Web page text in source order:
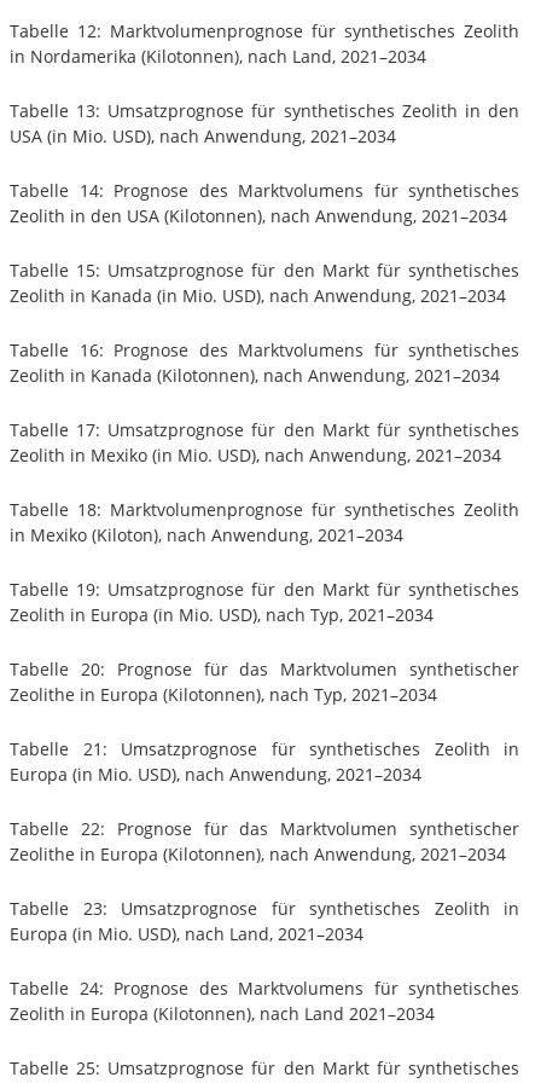
Tabelle 12: Marktvolumenprognose für synthetisches Zeolith
in Nordamerika (Kilotonnen), nach Land, 2021–2034
Tabelle 13: Umsatzprognose für synthetisches Zeolith in den
USA (in Mio. USD), nach Anwendung, 2021–2034
Tabelle 14: Prognose des Marktvolumens für synthetisches
Zeolith in den USA (Kilotonnen), nach Anwendung, 2021–2034
Tabelle 15: Umsatzprognose für den Markt für synthetisches
Zeolith in Kanada (in Mio. USD), nach Anwendung, 2021–2034
Tabelle 16: Prognose des Marktvolumens für synthetisches
Zeolith in Kanada (Kilotonnen), nach Anwendung, 2021–2034
Tabelle 17: Umsatzprognose für den Markt für synthetisches
Zeolith in Mexiko (in Mio. USD), nach Anwendung, 2021–2034
Tabelle 18: Marktvolumenprognose für synthetisches Zeolith
in Mexiko (Kiloton), nach Anwendung, 2021–2034
Tabelle 19: Umsatzprognose für den Markt für synthetisches
Zeolith in Europa (in Mio. USD), nach Typ, 2021–2034
Tabelle 20: Prognose für das Marktvolumen synthetischer
Zeolithe in Europa (Kilotonnen), nach Typ, 2021–2034
Tabelle 21: Umsatzprognose für synthetisches Zeolith in
Europa (in Mio. USD), nach Anwendung, 2021–2034
Tabelle 22: Prognose für das Marktvolumen synthetischer
Zeolithe in Europa (Kilotonnen), nach Anwendung, 2021–2034
Tabelle 23: Umsatzprognose für synthetisches Zeolith in
Europa (in Mio. USD), nach Land, 2021–2034
Tabelle 24: Prognose des Marktvolumens für synthetisches
Zeolith in Europa (Kilotonnen), nach Land 2021–2034
Tabelle 25: Umsatzprognose für den Markt für synthetisches